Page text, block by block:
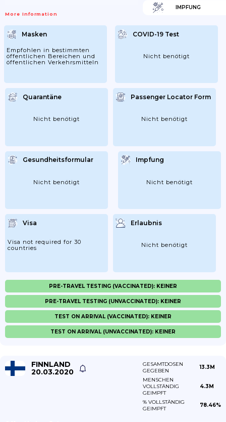
More Information
IMPFUNG
Masken
Empfohlen in bestimmten
öffentlichen Bereichen und
öffentlichen Verkehrsmitteln
COVID-19 Test
Nicht benötigt
Quarantäne
Nicht benötigt
Passenger Locator Form
Nicht benötigt
Gesundheitsformular
Nicht benötigt
Impfung
Nicht benötigt
Visa
Visa not required for 30
countries
Erlaubnis
Nicht benötigt
PRE-TRAVEL TESTING (VACCINATED): KEINER
PRE-TRAVEL TESTING (UNVACCINATED): KEINER
TEST ON ARRIVAL (VACCINATED): KEINER
TEST ON ARRIVAL (UNVACCINATED): KEINER
FINNLAND
20.03.2020
GESAMTDOSEN
GEGEBEN
13.3M
MENSCHEN
VOLLSTÄNDIG
GEIMPFT
4.3M
% VOLLSTÄNDIG
GEIMPFT
78.46%